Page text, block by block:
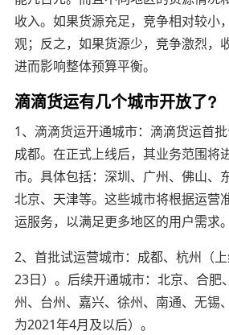
收入。如果货源充足，竞争相对较小
观；反之，如果货源少，竞争激烈，
进而影响整体预算平衡。
滴滴货运有几个城市开放了?
1、滴滴货运开通城市：滴滴货运首
成都。在正式上线后，其业务范围将
市。具体包括：深圳、广州、佛山、
北京、天津等。这些城市将根据运营
运服务，以满足更多地区的用户需求。
2、首批试运营城市：成都、杭州（
23日）。后续开通城市：北京、合肥
州、台州、嘉兴、徐州、南通、无锡
为2021年4月及以后）。